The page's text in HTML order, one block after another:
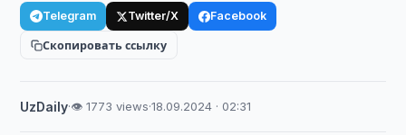
Telegram Twitter/X Facebook
Скопировать ссылку
UzDaily·👁 1773 views·18.09.2024 · 02:31